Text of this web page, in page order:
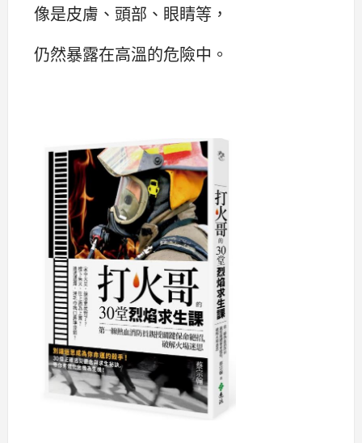
像是皮膚、頭部、眼睛等，
仍然暴露在高溫的危險中。